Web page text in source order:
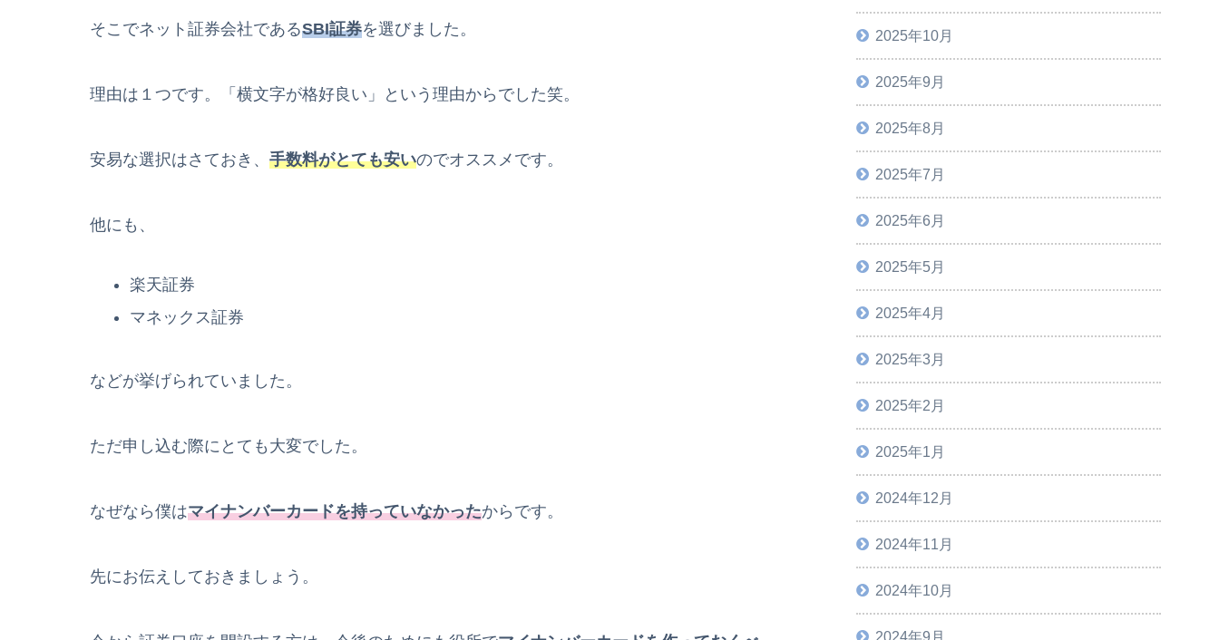
そこでネット証券会社であるSBI証券を選びました。
理由は１つです。「横文字が格好良い」という理由からでした笑。
安易な選択はさておき、 手数料がとても安いのでオススメです。
他にも、
楽天証券
マネックス証券
などが挙げられていました。
ただ申し込む際にとても大変でした。
なぜなら僕はマイナンバーカードを持っていなかったからです。
先にお伝えしておきましょう。
2025年10月
2025年9月
2025年8月
2025年7月
2025年6月
2025年5月
2025年4月
2025年3月
2025年2月
2025年1月
2024年12月
2024年11月
2024年10月
2024年9月